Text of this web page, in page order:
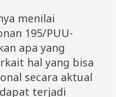
menilai
195/PUU-
apa yang
hal yang bisa
secara aktual
terjadi